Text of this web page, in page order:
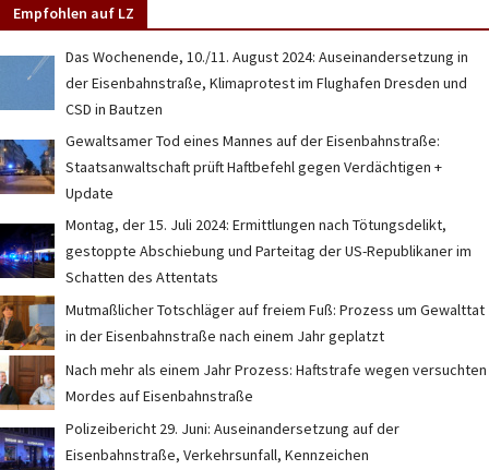
Empfohlen auf LZ
Das Wochenende, 10./11. August 2024: Auseinandersetzung in
der Eisenbahnstraße, Klimaprotest im Flughafen Dresden und
CSD in Bautzen
Gewaltsamer Tod eines Mannes auf der Eisenbahnstraße:
Staatsanwaltschaft prüft Haftbefehl gegen Verdächtigen +
Update
Montag, der 15. Juli 2024: Ermittlungen nach Tötungsdelikt,
gestoppte Abschiebung und Parteitag der US-Republikaner im
Schatten des Attentats
Mutmaßlicher Totschläger auf freiem Fuß: Prozess um Gewalttat
in der Eisenbahnstraße nach einem Jahr geplatzt
Nach mehr als einem Jahr Prozess: Haftstrafe wegen versuchten
Mordes auf Eisenbahnstraße
Polizeibericht 29. Juni: Auseinandersetzung auf der
Eisenbahnstraße, Verkehrsunfall, Kennzeichen